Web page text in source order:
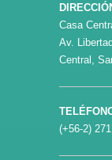
Casa
Av.
Central,
(+56-2)